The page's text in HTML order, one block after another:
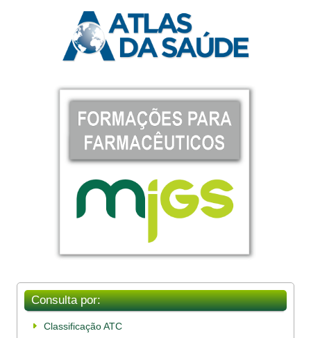
Consulta por:
Classificação ATC